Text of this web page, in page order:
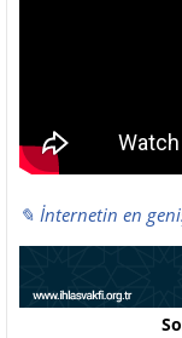
✎ İnternetin en